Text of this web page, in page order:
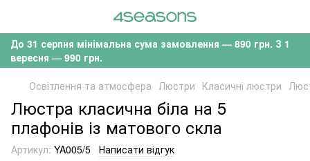
До 31 серпня мінімальна сума замовлення — 890 грн. З 1
вересня — 990 грн.
Освітлення та атмосфера Люстри Класичні люстри
Люстра класична біла на 5
плафонів із матового скла
Артикул: YA005/5 Написати відгук